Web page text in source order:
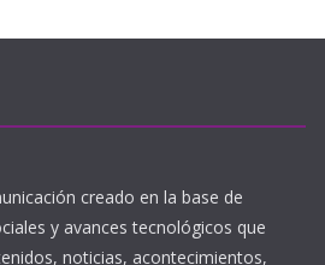
creado en la base de
y avances tecnológicos que
noticias, acontecimientos,